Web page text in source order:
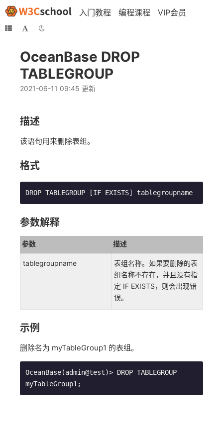
入门教程 编程课程 VIP会员
OceanBase DROP
TABLEGROUP
2021-06-11 09:45 更新
描述
该语句用来删除表组。
格式
DROP TABLEGROUP [IF EXISTS] tablegroupname
参数解释
参数 描述
tablegroupname
表组名称。如果要删除的表
组名称不存在，并且没有指
定 IF EXISTS，则会出现错
误。
示例
删除名为 myTableGroup1 的表组。
OceanBase(admin@test)> DROP TABLEGROUP
myTableGroup1;